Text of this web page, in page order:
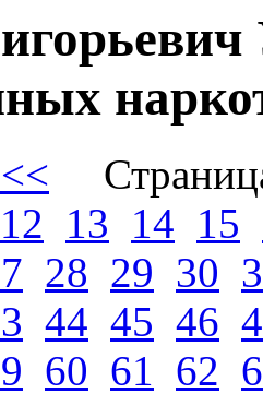
12 13 14 15
28 29 30
44 45 46
60 61 62